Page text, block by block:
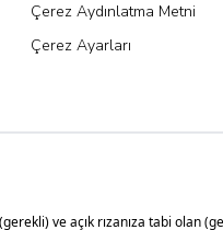
Çerez Aydınlatma Metni
Çerez Ayarları